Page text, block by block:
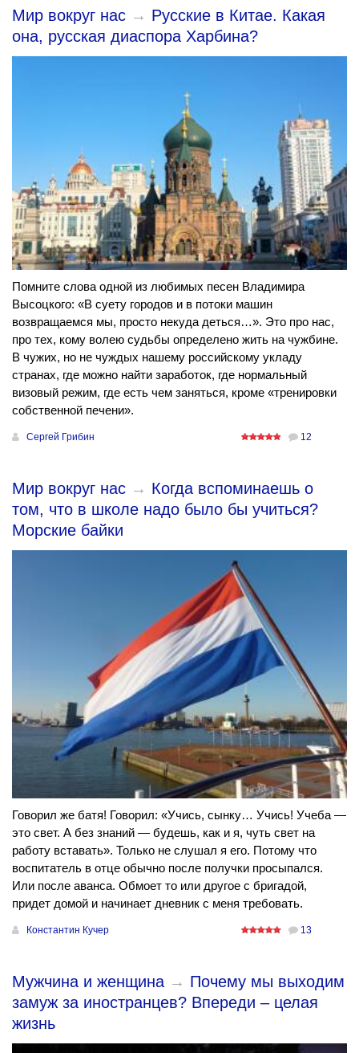
Мир вокруг нас → Русские в Китае. Какая
она, русская диаспора Харбина?
Помните слова одной из любимых песен Владимира
Высоцкого: «В суету городов и в потоки машин
возвращаемся мы, просто некуда деться…». Это про нас,
про тех, кому волею судьбы определено жить на чужбине.
В чужих, но не чуждых нашему российскому укладу
странах, где можно найти заработок, где нормальный
визовый режим, где есть чем заняться, кроме «тренировки
собственной печени».
Сергей Грибин 12
Мир вокруг нас → Когда вспоминаешь о
том, что в школе надо было бы учиться?
Морские байки
Говорил же батя! Говорил: «Учись, сынку… Учись! Учеба —
это свет. А без знаний — будешь, как и я, чуть свет на
работу вставать». Только не слушал я его. Потому что
воспитатель в отце обычно после получки просыпался.
Или после аванса. Обмоет то или другое с бригадой,
придет домой и начинает дневник с меня требовать.
Константин Кучер 13
Мужчина и женщина → Почему мы выходим
замуж за иностранцев? Впереди – целая
жизнь